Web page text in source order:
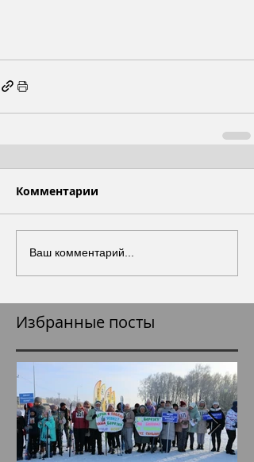
Комментарии
Ваш комментарий...
Избранные посты